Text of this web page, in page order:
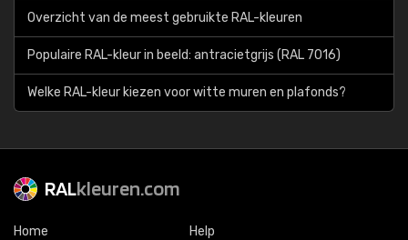
Overzicht van de meest gebruikte RAL-kleuren
Populaire RAL-kleur in beeld: antracietgrijs (RAL 7016)
Welke RAL-kleur kiezen voor witte muren en plafonds?
RALkleuren.com
Home
Help